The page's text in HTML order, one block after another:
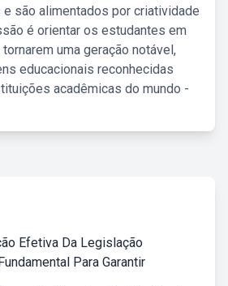
são alimentados por criatividade
é orientar os estudantes em
uma geração notável,
educacionais reconhecidas
acadêmicas do mundo -
Efetiva Da Legislação
Para Garantir